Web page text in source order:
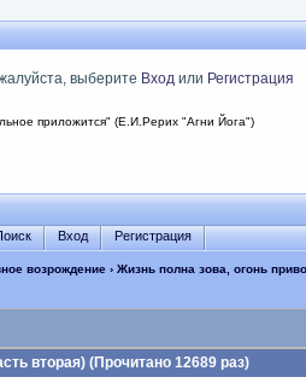
выберите Входили Регистрация
приложится" (Е.И.Рерих "Агни Йога")
Вход Регистрация
возрождение› Жизнь полна зова, огонь
вторая) (Прочитано 12689 раз)